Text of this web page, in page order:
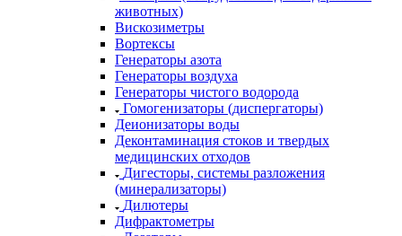
животных)
Вискозиметры
Вортексы
Генераторы азота
Генераторы воздуха
Генераторы чистого водорода
Гомогенизаторы (диспергаторы)
Деионизаторы воды
Деконтаминация стоков и твердых
медицинских отходов
Дигесторы, системы разложения
(минерализаторы)
Дилютеры
Дифрактометры